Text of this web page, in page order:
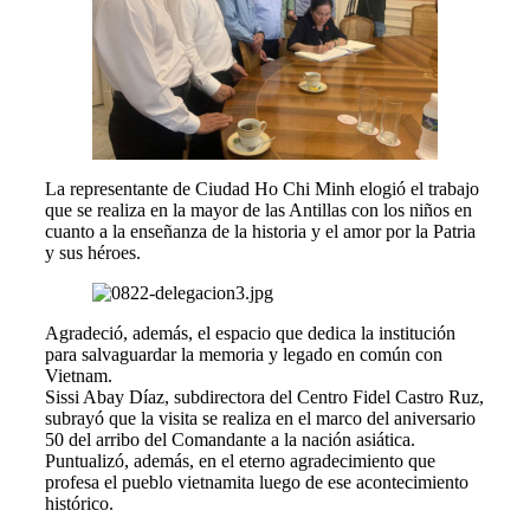
La representante de Ciudad Ho Chi Minh elogió el trabajo
que se realiza en la mayor de las Antillas con los niños en
cuanto a la enseñanza de la historia y el amor por la Patria
y sus héroes.
Agradeció, además, el espacio que dedica la institución
para salvaguardar la memoria y legado en común con
Vietnam.
Sissi Abay Díaz, subdirectora del Centro Fidel Castro Ruz,
subrayó que la visita se realiza en el marco del aniversario
50 del arribo del Comandante a la nación asiática.
Puntualizó, además, en el eterno agradecimiento que
profesa el pueblo vietnamita luego de ese acontecimiento
histórico.